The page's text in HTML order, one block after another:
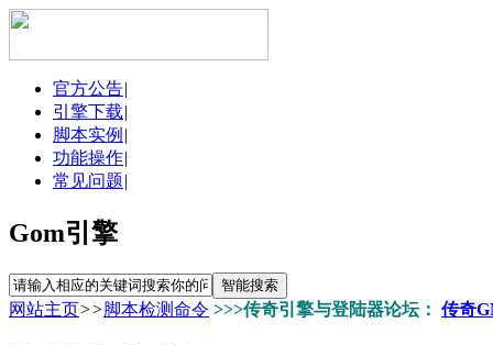
官方公告|
引擎下载|
脚本实例 |
功能操作|
常见问题|
Gom引擎
网站主页>>脚本检测命令 >>>传奇引擎与登陆器论坛： 传奇